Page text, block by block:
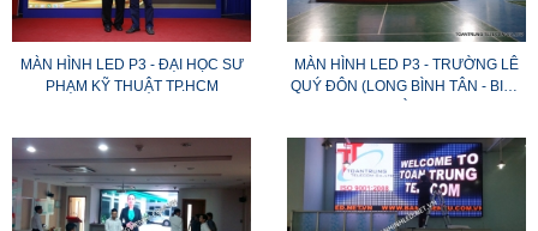
MÀN HÌNH LED P3 - ĐẠI HỌC SƯ
PHẠM KỸ THUẬT TP.HCM
MÀN HÌNH LED P3 - TRƯỜNG LÊ
QUÝ ĐÔN (LONG BÌNH TÂN - BIÊN